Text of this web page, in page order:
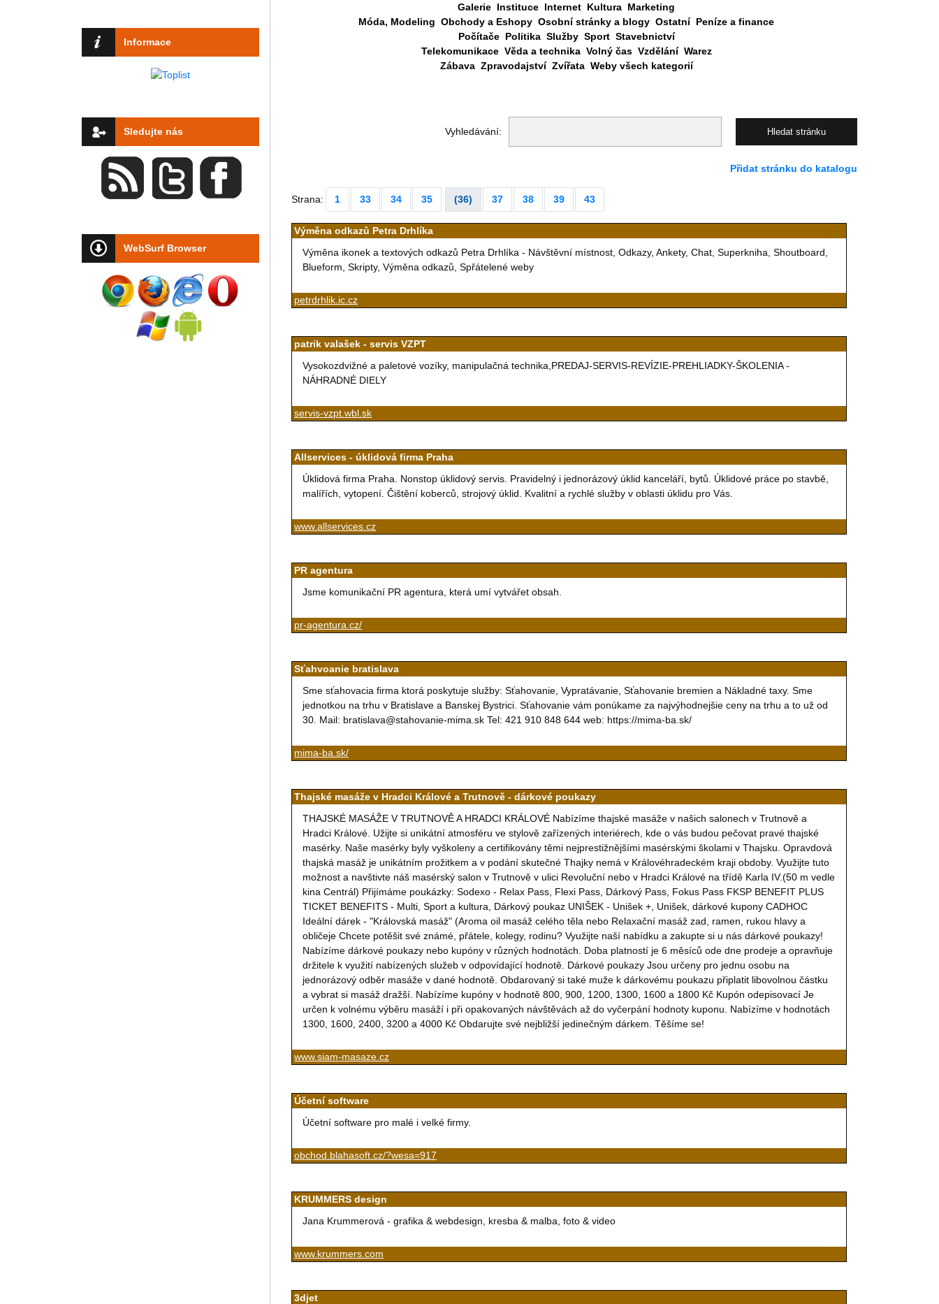
Informace
Sledujte nás
WebSurf Browser
Galerie Instituce Internet Kultura Marketing
Móda, Modeling Obchody a Eshopy Osobní stránky a blogy Ostatní Peníze a finance
Počítače Politika Služby Sport Stavebnictví
Telekomunikace Věda a technika Volný čas Vzdělání Warez
Zábava Zpravodajství Zvířata Weby všech kategorií
Vyhledávání:
Přidat stránku do katalogu
Strana: 1 33 34 35 (36) 37 38 39 43
Výměna odkazů Petra Drhlíka
Výměna ikonek a textových odkazů Petra Drhlíka - Návštěvní místnost, Odkazy, Ankety, Chat, Superkniha, Shoutboard,
Blueform, Skripty, Výměna odkazů, Spřátelené weby
petrdrhlik.ic.cz
patrik valašek - servis VZPT
Vysokozdvižné a paletové vozíky, manipulačná technika,PREDAJ-SERVIS-REVÍZIE-PREHLIADKY-ŠKOLENIA -
NÁHRADNÉ DIELY
servis-vzpt.wbl.sk
Allservices - úklidová firma Praha
Úklidová firma Praha. Nonstop úklidový servis. Pravidelný i jednorázový úklid kanceláří, bytů. Úklidové práce po stavbě,
malířích, vytopení. Čištění koberců, strojový úklid. Kvalitní a rychlé služby v oblasti úklidu pro Vás.
www.allservices.cz
PR agentura
Jsme komunikační PR agentura, která umí vytvářet obsah.
pr-agentura.cz/
Sťahvoanie bratislava
Sme sťahovacia firma ktorá poskytuje služby: Sťahovanie, Vypratávanie, Sťahovanie bremien a Nákladné taxy. Sme
jednotkou na trhu v Bratislave a Banskej Bystrici. Sťahovanie vám ponúkame za najvýhodnejšie ceny na trhu a to už od
30. Mail: bratislava@stahovanie-mima.sk Tel: 421 910 848 644 web: https://mima-ba.sk/
mima-ba.sk/
Thajské masáže v Hradci Králové a Trutnově - dárkové poukazy
THAJSKÉ MASÁŽE V TRUTNOVĚ A HRADCI KRÁLOVÉ Nabízíme thajské masáže v našich salonech v Trutnově a
Hradci Králové. Užijte si unikátní atmosféru ve stylově zařízených interiérech, kde o vás budou pečovat pravé thajské
masérky. Naše masérky byly vyškoleny a certifikovány těmi nejprestižnějšími masérskými školami v Thajsku. Opravdová
thajská masáž je unikátním prožitkem a v podání skutečné Thajky nemá v Královéhradeckém kraji obdoby. Využijte tuto
možnost a navštivte náš masérský salon v Trutnově v ulici Revoluční nebo v Hradci Králové na třídě Karla IV.(50 m vedle
kina Centrál) Přijímáme poukázky: Sodexo - Relax Pass, Flexi Pass, Dárkový Pass, Fokus Pass FKSP BENEFIT PLUS
TICKET BENEFITS - Multi, Sport a kultura, Dárkový poukaz UNIŠEK - Unišek +, Unišek, dárkové kupony CADHOC
Ideální dárek - "Královská masáž" (Aroma oil masáž celého těla nebo Relaxační masáž zad, ramen, rukou hlavy a
obličeje Chcete potěšit své známé, přátele, kolegy, rodinu? Využijte naší nabídku a zakupte si u nás dárkové poukazy!
Nabízíme dárkové poukazy nebo kupóny v různých hodnotách. Doba platností je 6 měsíců ode dne prodeje a opravňuje
držitele k využití nabízených služeb v odpovídající hodnotě. Dárkové poukazy Jsou určeny pro jednu osobu na
jednorázový odběr masáže v dané hodnotě. Obdarovaný si také muže k dárkovému poukazu připlatit libovolnou částku
a vybrat si masáž dražší. Nabízíme kupóny v hodnotě 800, 900, 1200, 1300, 1600 a 1800 Kč Kupón odepisovací Je
určen k volnému výběru masáží i při opakovaných návštěvách až do vyčerpání hodnoty kuponu. Nabízíme v hodnotách
1300, 1600, 2400, 3200 a 4000 Kč Obdarujte své nejbližší jedinečným dárkem. Těšíme se!
www.siam-masaze.cz
Účetní software
Účetní software pro malé i velké firmy.
obchod.blahasoft.cz/?wesa=917
KRUMMERS design
Jana Krummerová - grafika & webdesign, kresba & malba, foto & video
www.krummers.com
3djet